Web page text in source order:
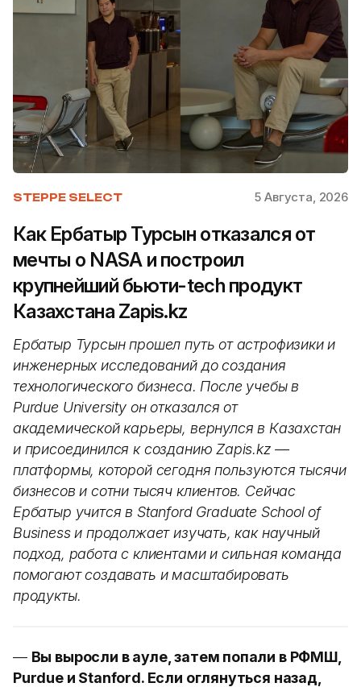
STEPPE SELECT 5 Августа, 2026
Как Ербатыр Турсын отказался от
мечты о NASA и построил
крупнейший бьюти-tech продукт
Казахстана Zapis.kz
Ербатыр Турсын прошел путь от астрофизики и
инженерных исследований до создания
технологического бизнеса. После учебы в
Purdue University он отказался от
академической карьеры, вернулся в Казахстан
и присоединился к созданию Zapis.kz —
платформы, которой сегодня пользуются тысячи
бизнесов и сотни тысяч клиентов. Сейчас
Ербатыр учится в Stanford Graduate School of
Business и продолжает изучать, как научный
подход, работа с клиентами и сильная команда
помогают создавать и масштабировать
продукты.
— Вы выросли в ауле, затем попали в РФМШ,
Purdue и Stanford. Если оглянуться назад,